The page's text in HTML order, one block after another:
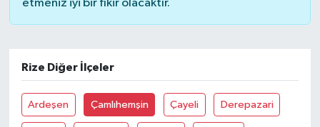
etmeniz iyi bir fikir olacaktır.
Rize Diğer İlçeler
Ardeşen Çamlıhemşin Çayeli Derepazari